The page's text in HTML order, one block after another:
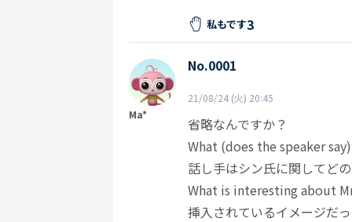
私もです3
Ma*
No.0001
21/08/24 (火) 20:45
省略なんですか？
What (does the speaker
話し手はシン氏に関してど
What is interesting about
挿入されているイメージだ